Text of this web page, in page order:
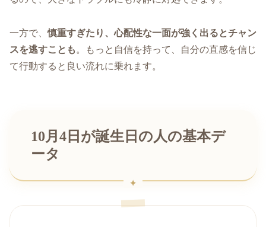
一方で、慎重すぎたり、心配性な一面が強く出るとチャン
スを逃すことも 。もっと自信を持って、自分の直感を信じ
て行動すると良い流れに乗れます。
10月4日が誕生日の人の基本デ
ータ